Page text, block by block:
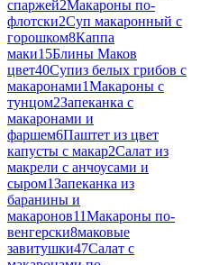
спаржей2Макароны по-
флотски2Суп макаронный с
горошком8Каппа
маки15Блины Маков
цвет40Супиз белых грибов с
макаронами1Макароны с
тунцом2Запеканка с
макаронами и
фаршем6Паштет из цвет
капусты с макар2Салат из
макрели с анчоусами и
сыром1Запеканка из
баранины и
макаронов11Макароны по-
венгерски8маковые
завитушки47Салат с